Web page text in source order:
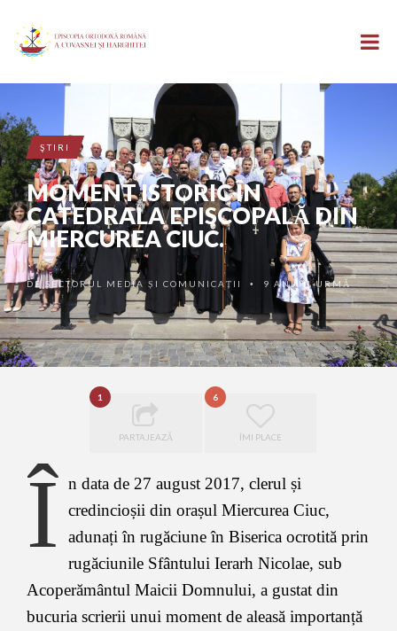
ŞTIRI
MOMENT ISTORIC ÎN
CATEDRALA EPISCOPALĂ DIN
MIERCUREA CIUC.
DESECTORUL MEDIA ȘI COMUNICAȚII • 9 ANI ÎN URMĂ
1
PARTAJEAZĂ
6
ÎMI PLACE
Î n data de 27 august 2017, clerul și
credincioșii din orașul Miercurea Ciuc,
adunați în rugăciune în Biserica ocrotită prin
rugăciunile Sfântului Ierarh Nicolae, sub
Acoperământul Maicii Domnului, a gustat din
bucuria scrierii unui moment de aleasă importanță